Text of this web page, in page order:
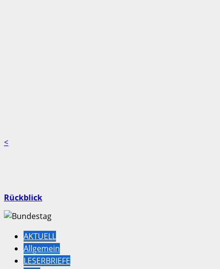
<
Rückblick
AKTUELL
Allgemein
LESERBRIEFE